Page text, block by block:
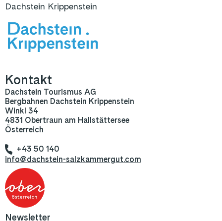
Dachstein Krippenstein
Kontakt
Dachstein Tourismus AG
Bergbahnen Dachstein Krippenstein
Winkl 34
4831 Obertraun am Hallstättersee
Österreich
+43 50 140
info@dachstein-salzkammergut.com
Newsletter